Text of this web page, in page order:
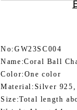
No:GW23SC004
Name:Coral Ball
Color:One color
Material:Silver 925,
Size:Total length